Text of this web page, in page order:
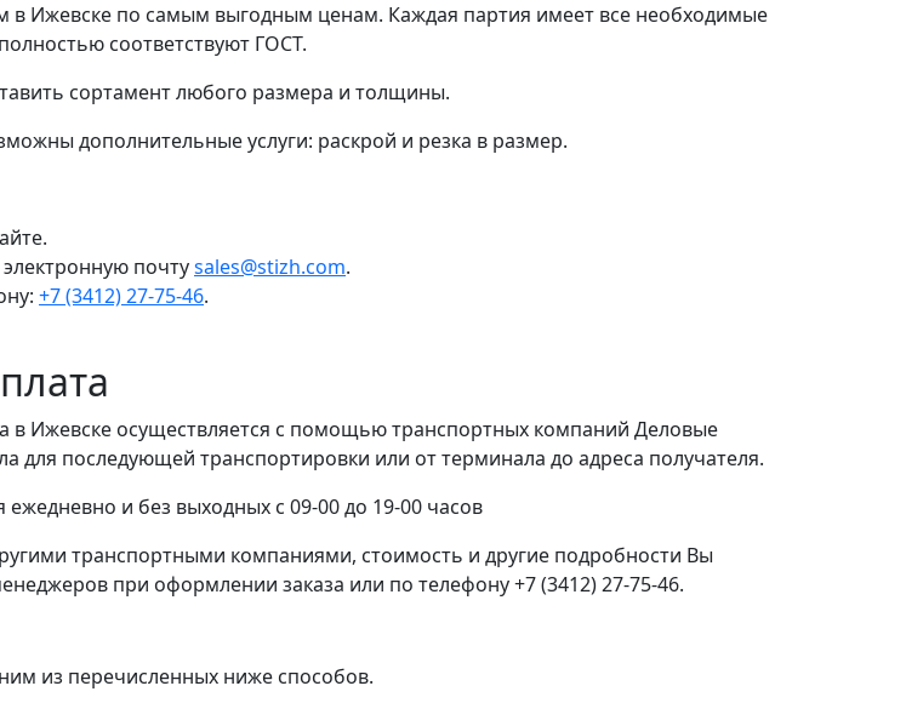
в Ижевске по самым выгодным ценам. Каждая партия имеет все необходимые
соответствуют ГОСТ.
сортамент любого размера и толщины.
дополнительные услуги: раскрой и резка в размер.
почтуsales@stizh.com.
+7 (3412) 27-75-46.
в Ижевске осуществляется с помощью транспортных компаний Деловые
для последующей транспортировки или от терминала до адреса получателя.
ежедневно и без выходных с 09-00 до 19-00 часов
транспортными компаниями, стоимость и другие подробности Вы
при оформлении заказа или по телефону +7 (3412) 27-75-46.
из перечисленных ниже способов.